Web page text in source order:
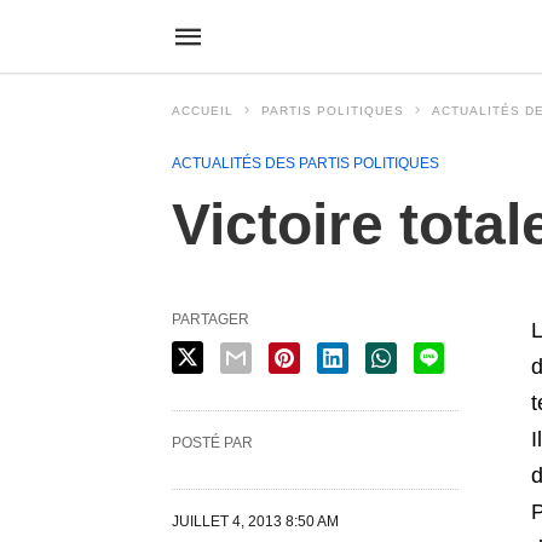
ACCUEIL PARTIS POLITIQUES ACTUALITÉS
ACTUALITÉS DES PARTIS POLITIQUES
Victoire
PARTAGER
POSTÉ PAR
JUILLET 4, 2013 8:50 AM